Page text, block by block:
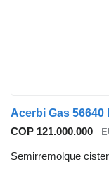
COP 121.000.000
Semirremolque